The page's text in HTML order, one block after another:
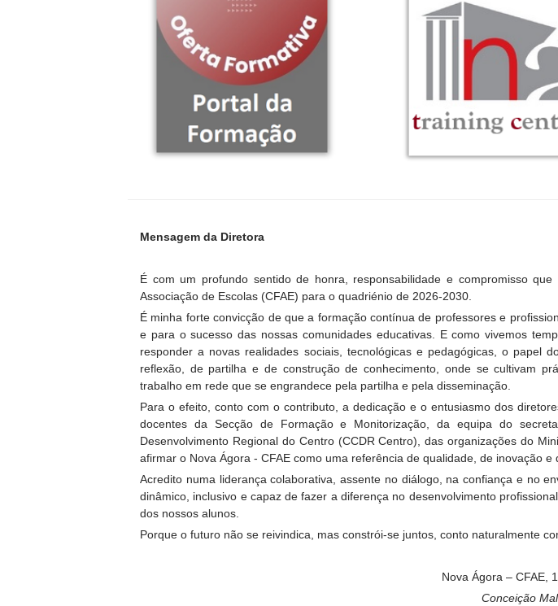
Mensagem da Diretora
É com um profundo sentido de honra, responsabilidade e compromisso
Associação de Escolas (CFAE) para o quadriénio de 2026-2030.
É minha forte convicção de que a formação contínua de professores e
e para o sucesso das nossas comunidades educativas. E como vivemos
responder a novas realidades sociais, tecnológicas e pedagógicas, o papel
reflexão, de partilha e de construção de conhecimento, onde se cultivam
trabalho em rede que se engrandece pela partilha e pela disseminação.
Para o efeito, conto com o contributo, a dedicação e o entusiasmo dos
docentes da Secção de Formação e Monitorização, da equipa do
Desenvolvimento Regional do Centro (CCDR Centro), das organizações do
afirmar o Nova Ágora - CFAE como uma referência de qualidade, de inovação e
Acredito numa liderança colaborativa, assente no diálogo, na confiança e no
dinâmico, inclusivo e capaz de fazer a diferença no desenvolvimento
dos nossos alunos.
Porque o futuro não se reivindica, mas constrói-se juntos, conto naturalmente
Nova Ágora – CFAE,
Conceição